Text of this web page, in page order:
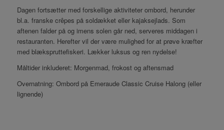
Dagen fortsætter med forskellige aktiviteter ombord, herunder
bl.a. franske crêpes på soldækket eller kajaksejlads. Som
aftenen falder på og imens solen går ned, serveres middagen i
restauranten. Herefter vil der være mulighed for at prøve kræfter
med blækspruttefiskeri. Lækker luksus og ren nydelse!
Måltider inkluderet: Morgenmad, frokost og aftensmad
Overnatning: Ombord på Emeraude Classic Cruise Halong (eller
lignende)